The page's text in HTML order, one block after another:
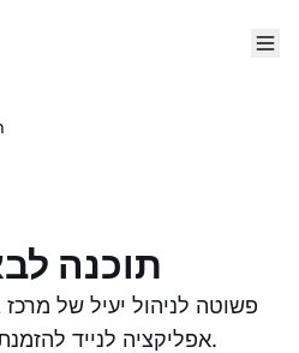
תוכנה
אפליקציה לנייד להזמנת סשנים בבאולינג.